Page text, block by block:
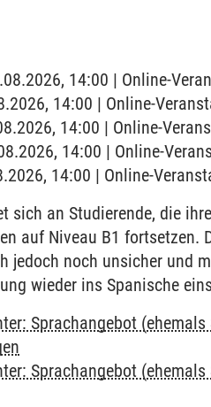
14:00 | Online-
14:00 | Online-
14:00 | Online-
14:00 | Online-
14:00 | Online-
sich an Studierende, die
auf Niveau B1 fortsetzen.
noch unsicher und
wieder ins Spanische
Sprachangebot (ehemals
Sprachangebot (ehemals